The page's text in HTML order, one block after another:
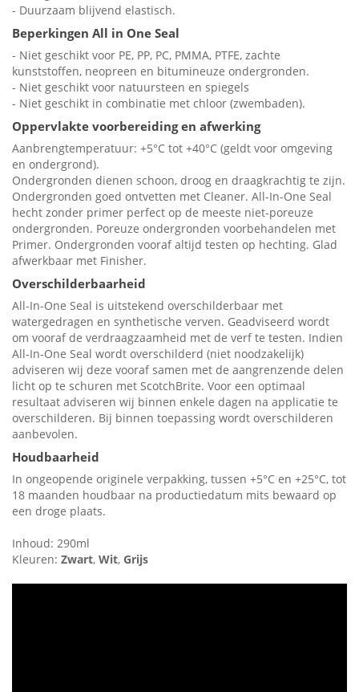
- Duurzaam blijvend elastisch.
Beperkingen All in One Seal
- Niet geschikt voor PE, PP, PC, PMMA, PTFE, zachte
kunststoffen, neopreen en bitumineuze ondergronden.
- Niet geschikt voor natuursteen en spiegels
- Niet geschikt in combinatie met chloor (zwembaden).
Oppervlakte voorbereiding en afwerking
Aanbrengtemperatuur: +5°C tot +40°C (geldt voor omgeving
en ondergrond).
Ondergronden dienen schoon, droog en draagkrachtig te zijn.
Ondergronden goed ontvetten met Cleaner. All-In-One Seal
hecht zonder primer perfect op de meeste niet-poreuze
ondergronden. Poreuze ondergronden voorbehandelen met
Primer. Ondergronden vooraf altijd testen op hechting. Glad
afwerkbaar met Finisher.
Overschilderbaarheid
All-In-One Seal is uitstekend overschilderbaar met
watergedragen en synthetische verven. Geadviseerd wordt
om vooraf de verdraagzaamheid met de verf te testen. Indien
All-In-One Seal wordt overschilderd (niet noodzakelijk)
adviseren wij deze vooraf samen met de aangrenzende delen
licht op te schuren met ScotchBrite. Voor een optimaal
resultaat adviseren wij binnen enkele dagen na applicatie te
overschilderen. Bij binnen toepassing wordt overschilderen
aanbevolen.
Houdbaarheid
In ongeopende originele verpakking, tussen +5°C en +25°C, tot
18 maanden houdbaar na productiedatum mits bewaard op
een droge plaats.
Inhoud: 290ml
Kleuren: Zwart, Wit, Grijs